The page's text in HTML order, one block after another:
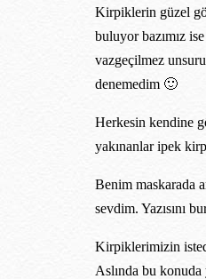
Kirpiklerin güzel
buluyor bazımız
vazgeçilmez
denemedim 🙂
Herkesin kendine
yakınanlar ipek
Benim maskarada
sevdim. Yazısını
Kirpiklerimizin
Aslında bu konuda